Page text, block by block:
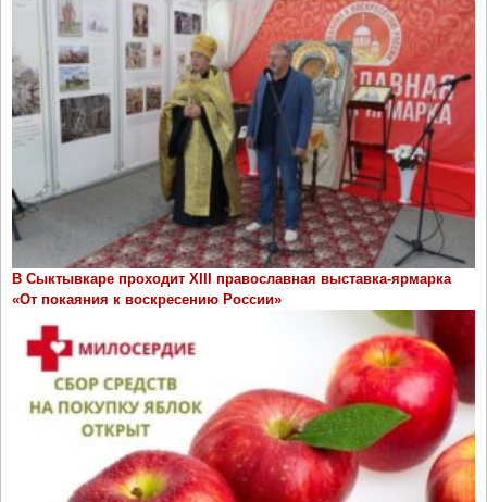
В Сыктывкаре проходит ХIII православная выставка-ярмарка
«От покаяния к воскресению России»